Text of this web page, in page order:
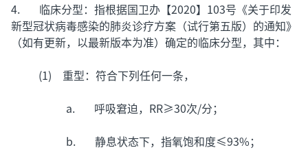
4. 临床分型：指根据国卫办【2020】103号《关于印发
新型冠状病毒感染的肺炎诊疗方案（试行第五版）的通知》
（如有更新，以最新版本为准）确定的临床分型，其中：
(1) 重型：符合下列任何一条，
a. 呼吸窘迫，RR≥30次/分；
b. 静息状态下，指氧饱和度≤93%；